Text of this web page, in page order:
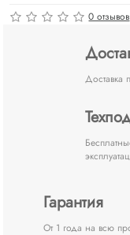
0 отзывов
Гарантия
От 1 года на всю